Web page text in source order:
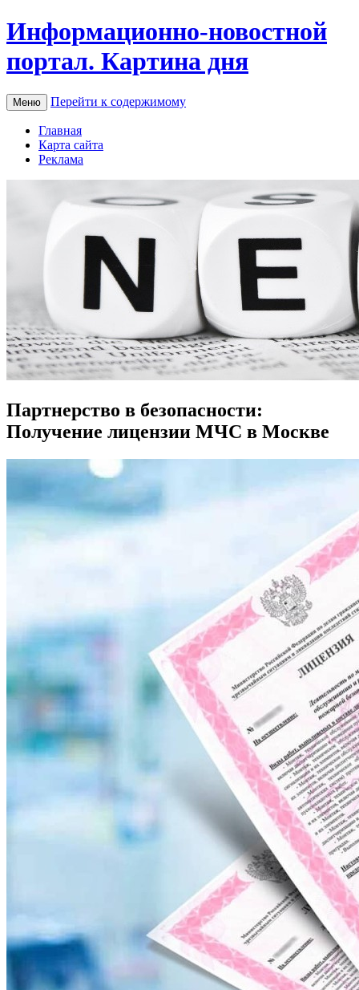
Информационно-новостной
портал. Картина дня
Меню Перейти к содержимому
Главная
Карта сайта
Реклама
Партнерство в безопасности:
Получение лицензии МЧС в Москве